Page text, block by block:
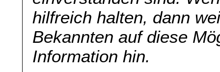
hilfreich halten, dann
Bekannten auf diese
Information hin.